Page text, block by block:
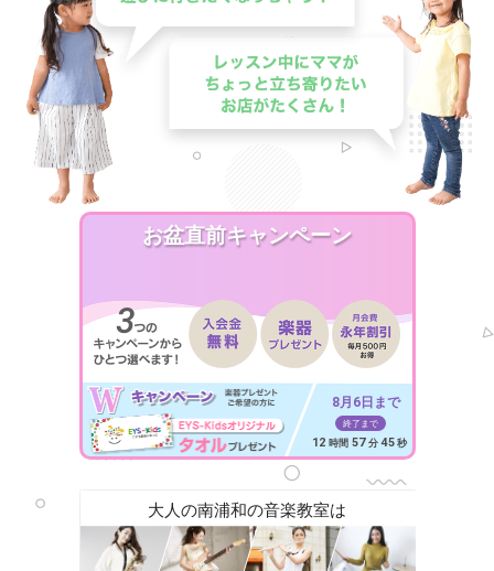
お盆直前キャンペーン
8月6日まで
終了まで
12 時間 57 分 43 秒
大人の南浦和の音楽教室は